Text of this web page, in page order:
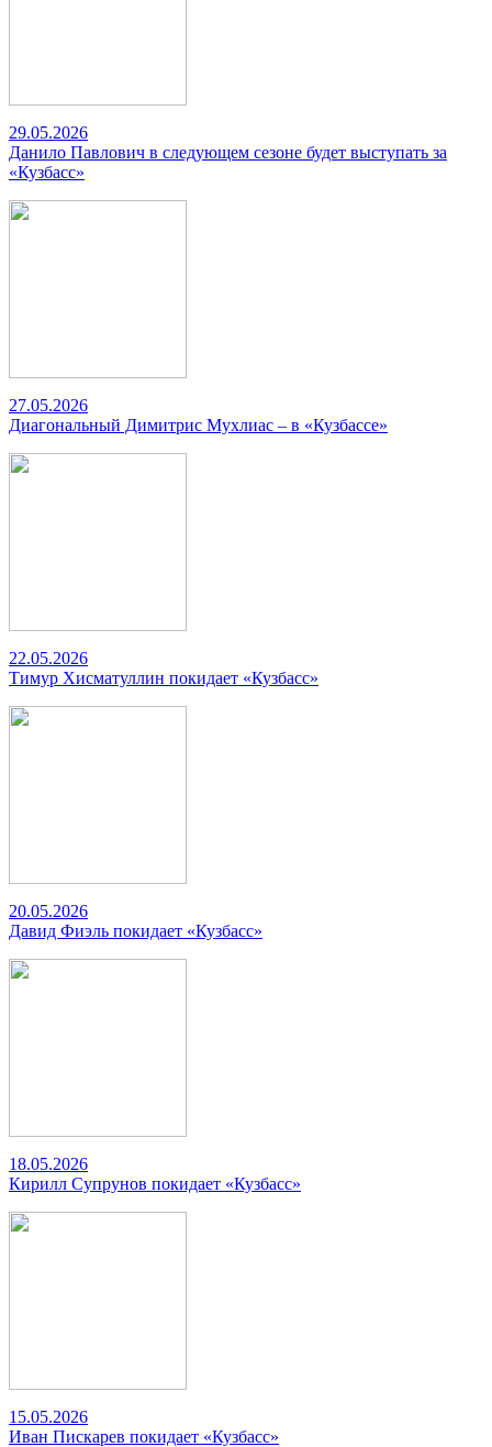
29.05.2026
Данило Павлович в следующем сезоне будет выступать за
«Кузбасс»
27.05.2026
Диагональный Димитрис Мухлиас – в «Кузбассе»
22.05.2026
Тимур Хисматуллин покидает «Кузбасс»
20.05.2026
Давид Фиэль покидает «Кузбасс»
18.05.2026
Кирилл Супрунов покидает «Кузбасс»
15.05.2026
Иван Пискарев покидает «Кузбасс»